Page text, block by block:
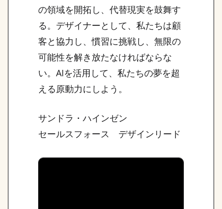
の領域を開拓し、代替現実を鼓舞す
る。デザイナーとして、私たちは顧
客と協力し、慣習に挑戦し、無限の
可能性を解き放たなければならな
い。AIを活用して、私たちの夢を超
える原動力にしよう。
サンドラ・ハインゼン
セールスフォース デザインリード